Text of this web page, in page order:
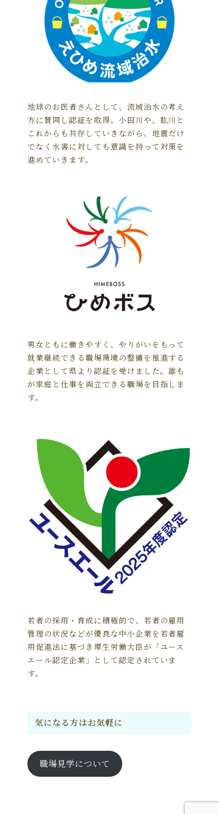
地球のお医者さんとして、流域治水の考え
方に賛同し認証を取得。小田川や、肱川と
これからも共存していきながら、地震だけ
でなく水害に対しても意識を持って対策を
進めていきます。
男女ともに働きやすく、やりがいをもって
就業継続できる職場環境の整備を推進する
企業として県より認証を受けました。誰も
が家庭と仕事を両立できる職場を目指しま
す。
若者の採用・育成に積極的で、若者の雇用
管理の状況などが優良な中小企業を若者雇
用促進法に基づき厚生労働大臣が「ユース
エール認定企業」として認定されていま
す。
気になる方はお気軽に
職場見学について